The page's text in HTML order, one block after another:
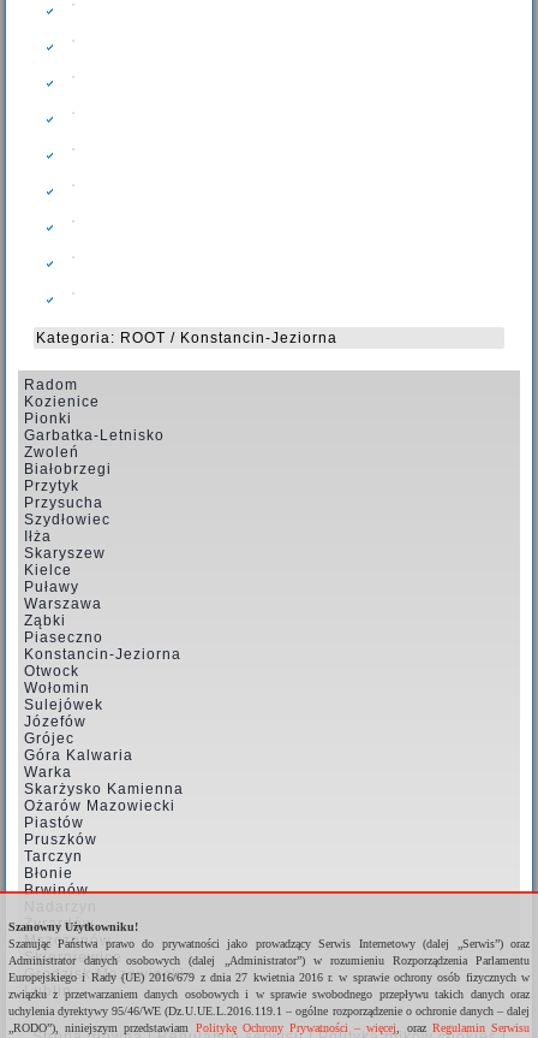
Kategoria: ROOT / Konstancin-Jeziorna
Radom
Kozienice
Pionki
Garbatka-Letnisko
Zwoleń
Białobrzegi
Przytyk
Przysucha
Szydłowiec
Iłża
Skaryszew
Kielce
Puławy
Warszawa
Ząbki
Piaseczno
Konstancin-Jeziorna
Otwock
Wołomin
Sulejówek
Józefów
Grójec
Góra Kalwaria
Warka
Skarżysko Kamienna
Ożarów Mazowiecki
Piastów
Pruszków
Tarczyn
Błonie
Brwinów
Żyrardów
Mszczonów
Skierniewice
Grodzisk Mazowiecki
Lublin
Szanowny Użytkowniku!
Szanując Państwa prawo do prywatności jako prowadzący Serwis Internetowy (dalej „Serwis”) oraz
Administrator danych osobowych (dalej „Administrator”) w rozumieniu Rozporządzenia Parlamentu
Europejskiego i Rady (UE) 2016/679 z dnia 27 kwietnia 2016 r. w sprawie ochrony osób fizycznych w
związku z przetwarzaniem danych osobowych i w sprawie swobodnego przepływu takich danych oraz
uchylenia dyrektywy 95/46/WE (Dz.U.UE.L.2016.119.1 – ogólne rozporządzenie o ochronie danych – dalej
„RODO”), niniejszym przedstawiam Politykę Ochrony Prywatności – więcej , oraz Regulamin Serwisu